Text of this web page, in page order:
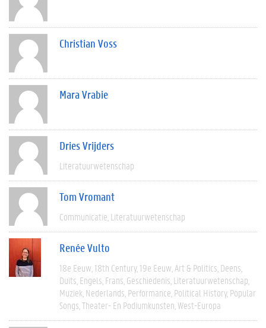
Christian Voss
Mara Vrabie
Dries Vrijders
Literatuurwetenschap
Tom Vromant
Communicatie Literatuurwetenschap
Renée Vulto
18e Eeuw 18th Century 19e Eeuw Art & Politics Deens
Duits Engels Frans Geschiedenis Literatuurwetenschap
Muziek Nederlands Performance Political History Popular
Songs Theater- En Podiumkunsten West-Europa